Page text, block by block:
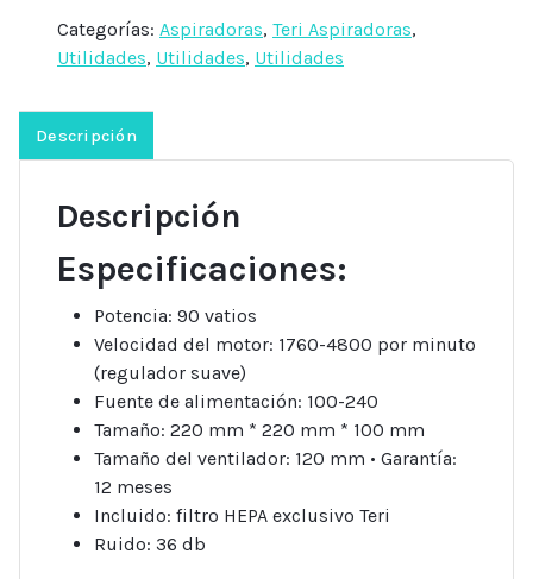
White
Gold,
polvo.
Categorías: Aspiradoras, Teri Aspiradoras,
Utilidades, Utilidades, Utilidades
Descripción
Descripción
Especificaciones:
Potencia: 90 vatios
Velocidad del motor: 1760-4800 por minuto
(regulador suave)
Fuente de alimentación: 100-240
Tamaño: 220 mm * 220 mm * 100 mm
Tamaño del ventilador: 120 mm • Garantía:
12 meses
Incluido: filtro HEPA exclusivo Teri
Ruido: 36 db